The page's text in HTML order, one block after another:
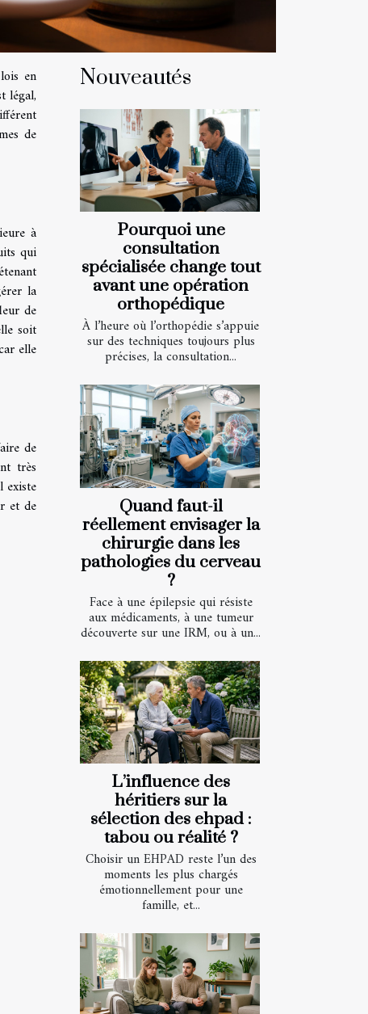
en
légal,
de
à
qui
la
de
soit
elle
de
très
existe
et de
Nouveautés
Pourquoi une
consultation
spécialisée change tout
avant une opération
orthopédique
À l’heure où l’orthopédie s’appuie
sur des techniques toujours plus
précises, la consultation...
Quand faut-il
réellement envisager la
chirurgie dans les
pathologies du cerveau
?
Face à une épilepsie qui résiste
aux médicaments, à une tumeur
découverte sur une IRM, ou à un...
L’influence des
héritiers sur la
sélection des ehpad :
tabou ou réalité ?
Choisir un EHPAD reste l’un des
moments les plus chargés
émotionnellement pour une
famille, et...